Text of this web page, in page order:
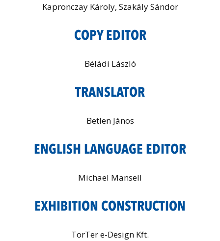
Kapronczay Károly, Szakály Sándor
COPY EDITOR
Béládi László
TRANSLATOR
Betlen János
ENGLISH LANGUAGE EDITOR
Michael Mansell
EXHIBITION CONSTRUCTION
TorTer e-Design Kft.